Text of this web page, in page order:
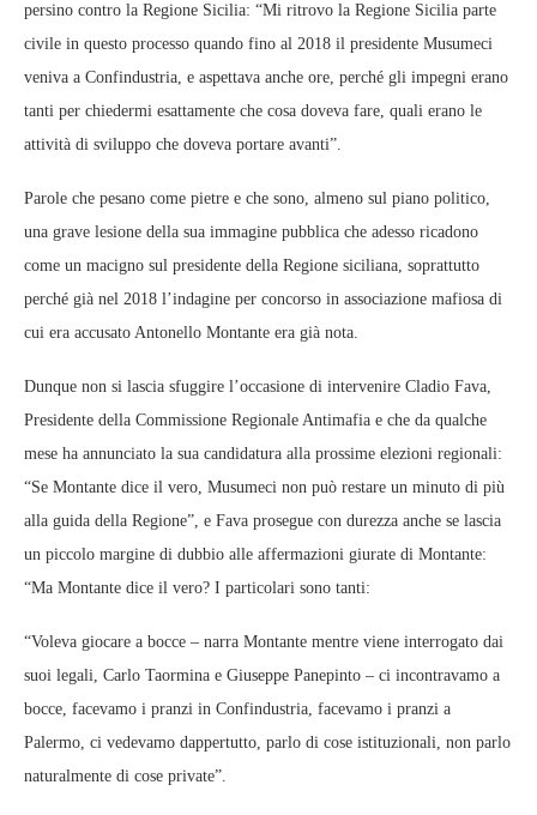
persino contro la Regione Sicilia: “Mi ritrovo la Regione Sicilia parte
civile in questo processo quando fino al 2018 il presidente Musumeci
veniva a Confindustria, e aspettava anche ore, perché gli impegni erano
tanti per chiedermi esattamente che cosa doveva fare, quali erano le
attività di sviluppo che doveva portare avanti”.
Parole che pesano come pietre e che sono, almeno sul piano politico,
una grave lesione della sua immagine pubblica che adesso ricadono
come un macigno sul presidente della Regione siciliana, soprattutto
perché già nel 2018 l’indagine per concorso in associazione mafiosa di
cui era accusato Antonello Montante era già nota.
Dunque non si lascia sfuggire l’occasione di intervenire Cladio Fava,
Presidente della Commissione Regionale Antimafia e che da qualche
mese ha annunciato la sua candidatura alla prossime elezioni regionali:
“Se Montante dice il vero, Musumeci non può restare un minuto di più
alla guida della Regione”, e Fava prosegue con durezza anche se lascia
un piccolo margine di dubbio alle affermazioni giurate di Montante:
“Ma Montante dice il vero? I particolari sono tanti:
“Voleva giocare a bocce – narra Montante mentre viene interrogato dai
suoi legali, Carlo Taormina e Giuseppe Panepinto – ci incontravamo a
bocce, facevamo i pranzi in Confindustria, facevamo i pranzi a
Palermo, ci vedevamo dappertutto, parlo di cose istituzionali, non parlo
naturalmente di cose private”.